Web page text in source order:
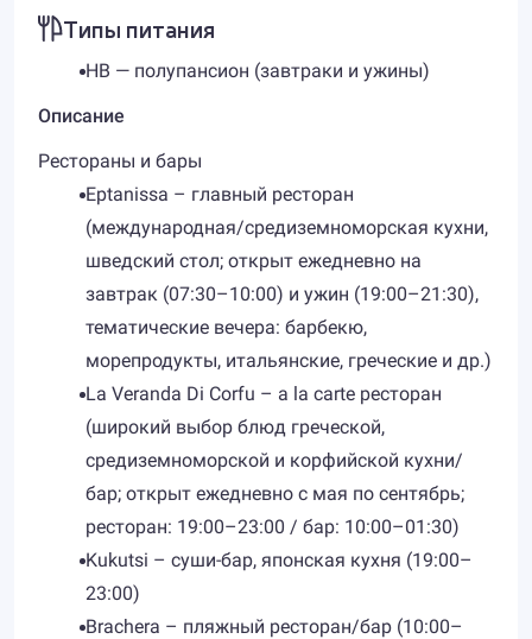
Типы питания
HB — полупансион (завтраки и ужины)​
Описание
Рестораны и бары
Eptanissa – главный ресторан
(международная/средиземноморская кухни,
шведский стол; открыт ежедневно на
завтрак (07:30–10:00) и ужин (19:00–21:30),
тематические вечера: барбекю,
морепродукты, итальянские, греческие и др.)
La Veranda Di Corfu – a la carte ресторан
(широкий выбор блюд греческой,
средиземноморской и корфийской кухни/
бар; открыт ежедневно с мая по сентябрь;
ресторан: 19:00–23:00 / бар: 10:00–01:30)
Kukutsi – суши-бар, японская кухня (19:00–
23:00)
Brachera – пляжный ресторан/бар (10:00–